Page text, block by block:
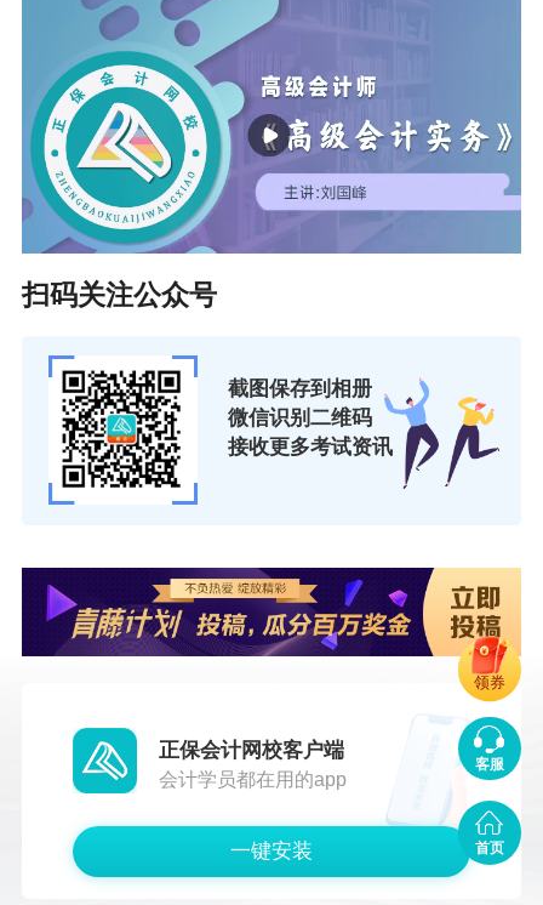
扫码关注公众号
截图保存到相册
微信识别二维码
接收更多考试资讯
正保会计网校客户端
会计学员都在用的app
一键安装
客服
首页
领券